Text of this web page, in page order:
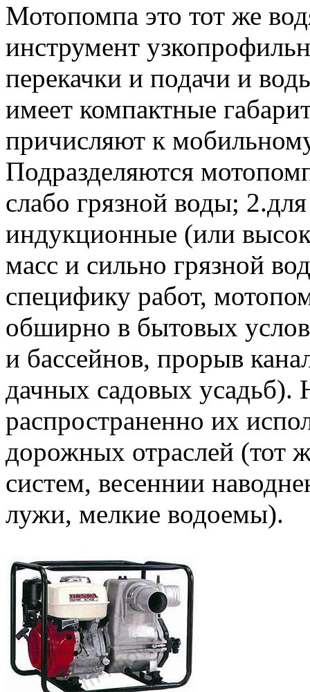
Мотопомпа это тот же
инструмент
перекачки и подачи и
имеет компактные
причисляют к
Подразделяются
слабо грязной воды;
индукционные (или
масс и сильно грязной
специфику работ,
обширно в бытовых
и бассейнов, прорыв
дачных садовых
распространенно их
дорожных отраслей (тот
систем, весеннии
лужи, мелкие водоемы).